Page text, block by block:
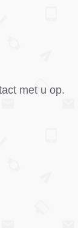
met u op.